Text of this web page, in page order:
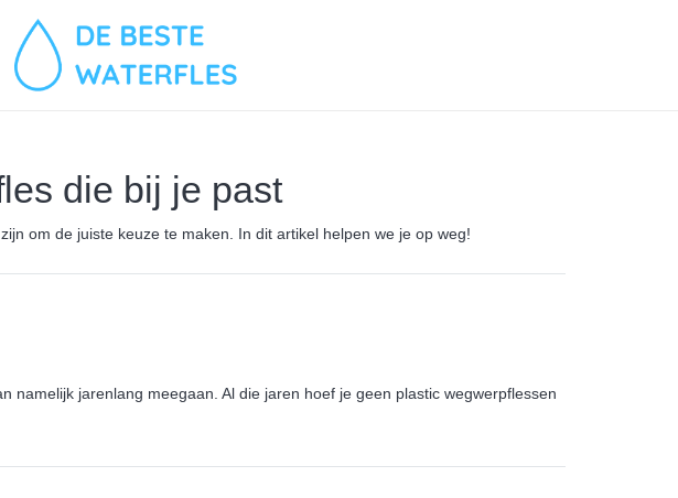
die bij je past
om de juiste keuze te maken. In dit artikel helpen we je op weg!
jarenlang meegaan. Al die jaren hoef je geen plastic wegwerpflessen